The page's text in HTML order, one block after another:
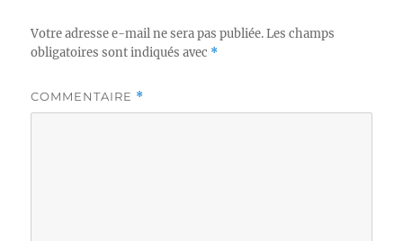
Votre adresse e-mail ne sera pas publiée. Les champs
obligatoires sont indiqués avec *
COMMENTAIRE *